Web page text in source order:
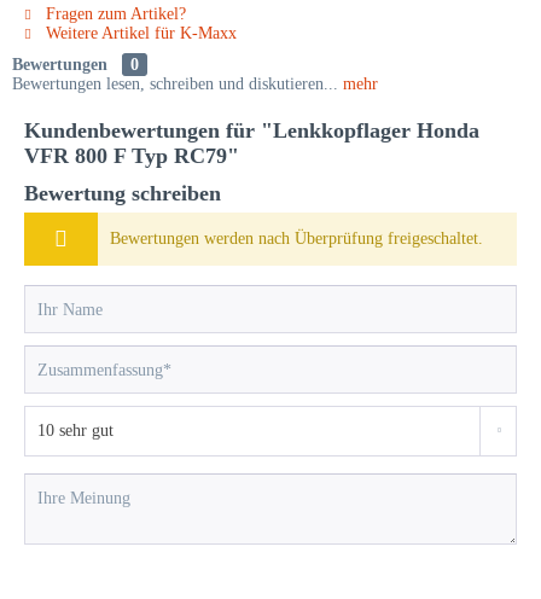
Fragen zum Artikel?
Weitere Artikel für K-Maxx
Bewertungen
0
Bewertungen lesen, schreiben und diskutieren... mehr
Kundenbewertungen für "Lenkkopflager Honda
VFR 800 F Typ RC79"
Bewertung schreiben
Bewertungen werden nach Überprüfung freigeschaltet.